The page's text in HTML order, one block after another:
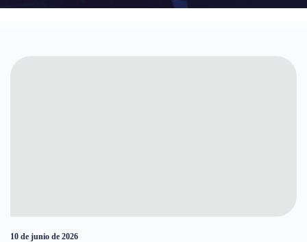
10 de junio de 2026